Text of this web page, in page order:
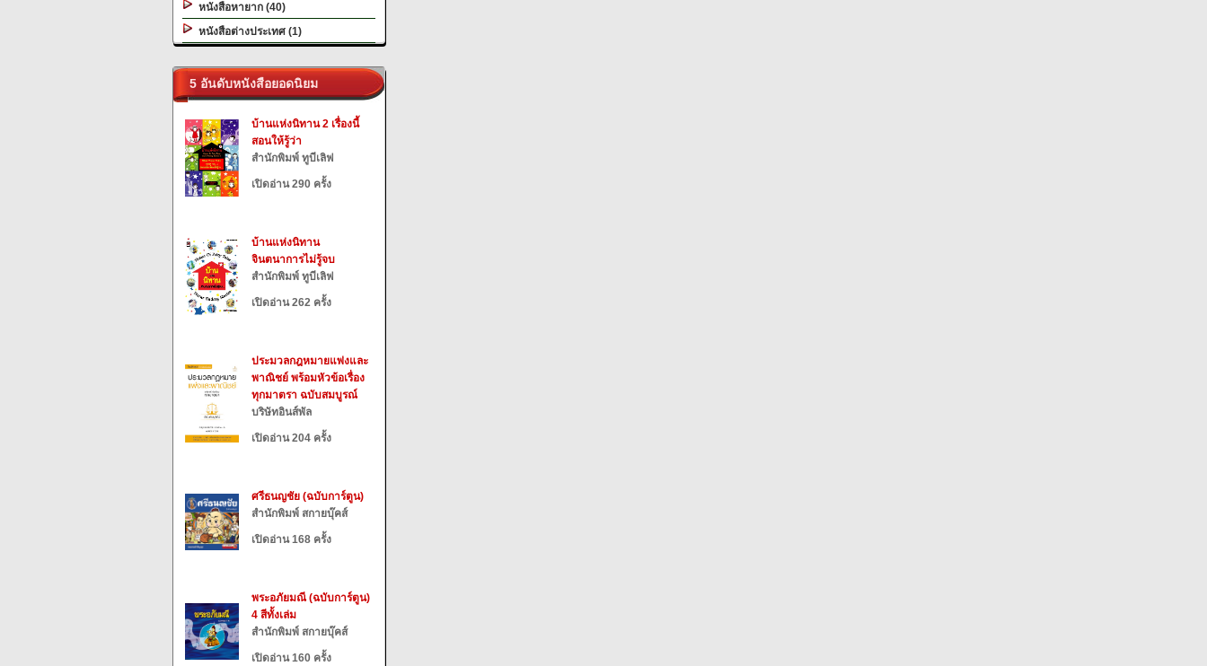
หนังสือหายาก (40)
หนังสือต่างประเทศ (1)
5 อันดับหนังสือยอดนิยม
บ้านแห่งนิทาน 2 เรื่องนี้
สอนให้รู้ว่า
สำนักพิมพ์ ทูบีเลิฟ
เปิดอ่าน 290 ครั้ง
บ้านแห่งนิทาน
จินตนาการไม่รู้จบ
สำนักพิมพ์ ทูบีเลิฟ
เปิดอ่าน 262 ครั้ง
ประมวลกฎหมายแพ่งและ
พาณิชย์ พร้อมหัวข้อเรื่อง
ทุกมาตรา ฉบับสมบูรณ์
บริษัทอินส์พัล
เปิดอ่าน 204 ครั้ง
ศรีธนญชัย (ฉบับการ์ตูน)
สำนักพิมพ์ สกายบุ๊คส์
เปิดอ่าน 168 ครั้ง
พระอภัยมณี (ฉบับการ์ตูน)
4 สีทั้งเล่ม
สำนักพิมพ์ สกายบุ๊คส์
เปิดอ่าน 160 ครั้ง